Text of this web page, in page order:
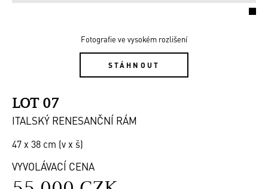
Fotografie ve vysokém rozlišení
STÁHNOUT
LOT 07
ITALSKÝ RENESANČNÍ RÁM
47 x 38 cm (v x š)
VYVOLÁVACÍ CENA